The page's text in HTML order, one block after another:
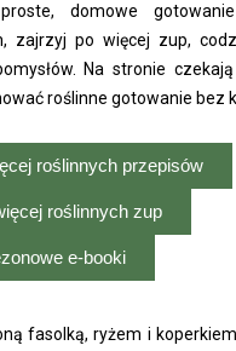
domowe
zajrzyj po więcej zup,
Na stronie
roślinne gotowanie bez
roślinnych przepisów
roślinnych zup
e-booki